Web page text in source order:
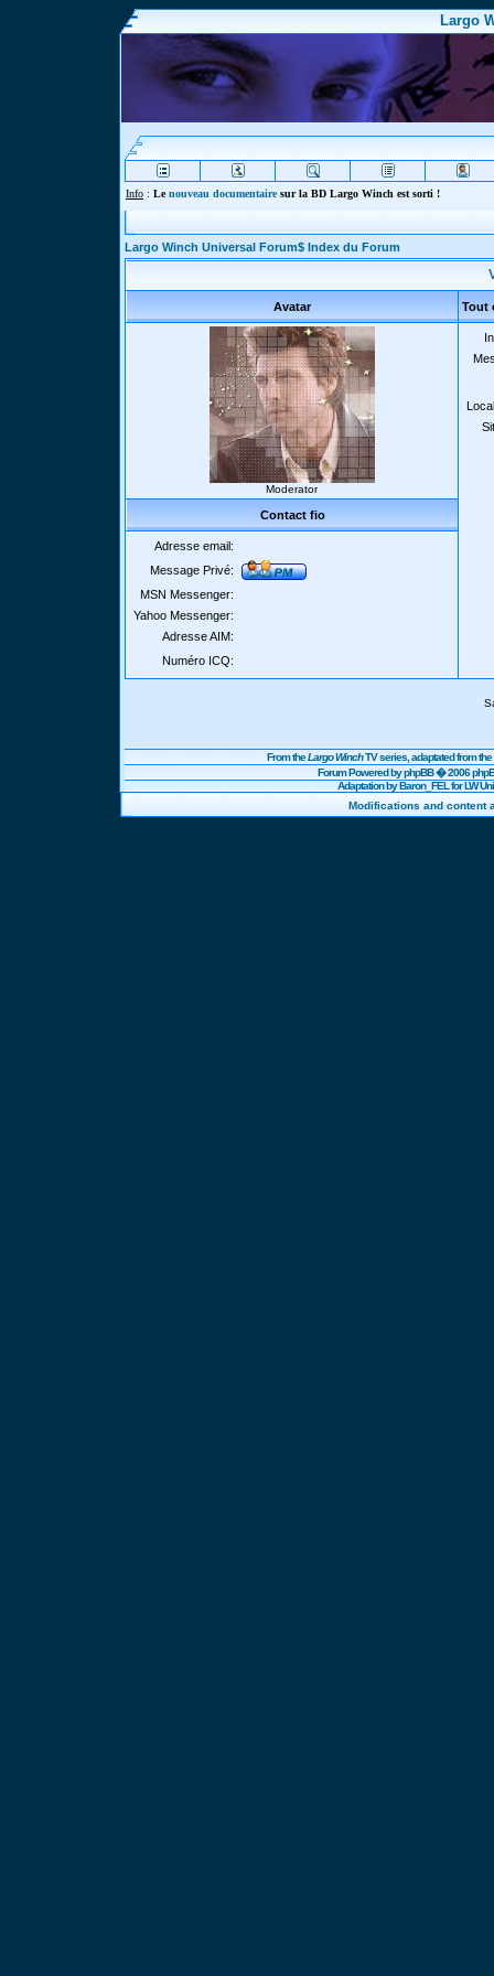
Largo
Info : Lenouveau documentairesur la BD Largo Winch est sorti !
Largo Winch Universal Forum$ Index du Forum
Avatar Tout
Moderator
Contact fio
Adresse email:
Message Privé:
MSN Messenger:
Yahoo Messenger:
Adresse AIM:
Numéro ICQ:
From theLargo WinchTV series, adaptated from
Forum Powered byphpBB� 2006
Adaptation by Baron_FEL for LW
Modifications and content